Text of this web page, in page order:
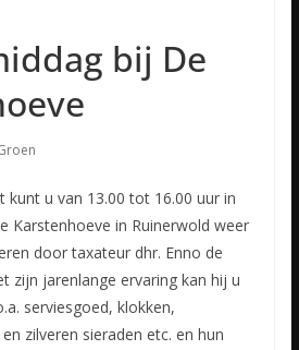
bij De
kunt u van 13.00 tot 16.00 uur in
Karstenhoeve in Ruinerwold weer
door taxateur dhr. Enno de
zijn jarenlange ervaringkan hij u
serviesgoed, klokken,
zilveren sieraden etc. en hun